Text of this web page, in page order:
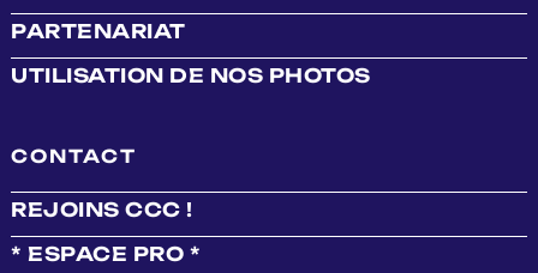
PARTENARIAT
UTILISATION DE NOS PHOTOS
CONTACT
REJOINS CCC !
* ESPACE PRO *